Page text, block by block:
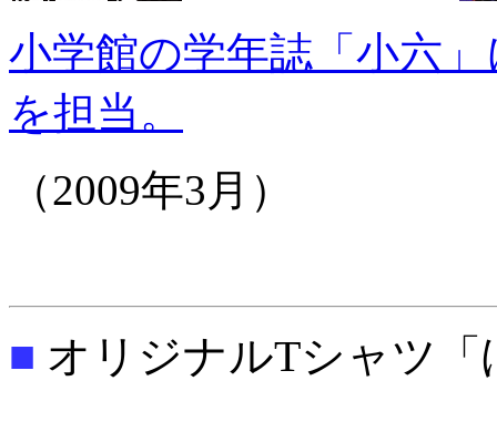
小学館の学年誌「小六
を担当。
（2009年3月）
■ オリジナルTシャツ